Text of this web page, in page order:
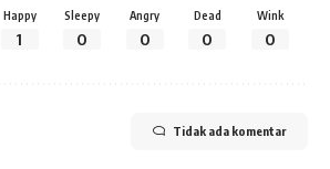
Happy
1
Sleepy
0
Angry
0
Dead
0
Wink
0
Tidak ada komentar